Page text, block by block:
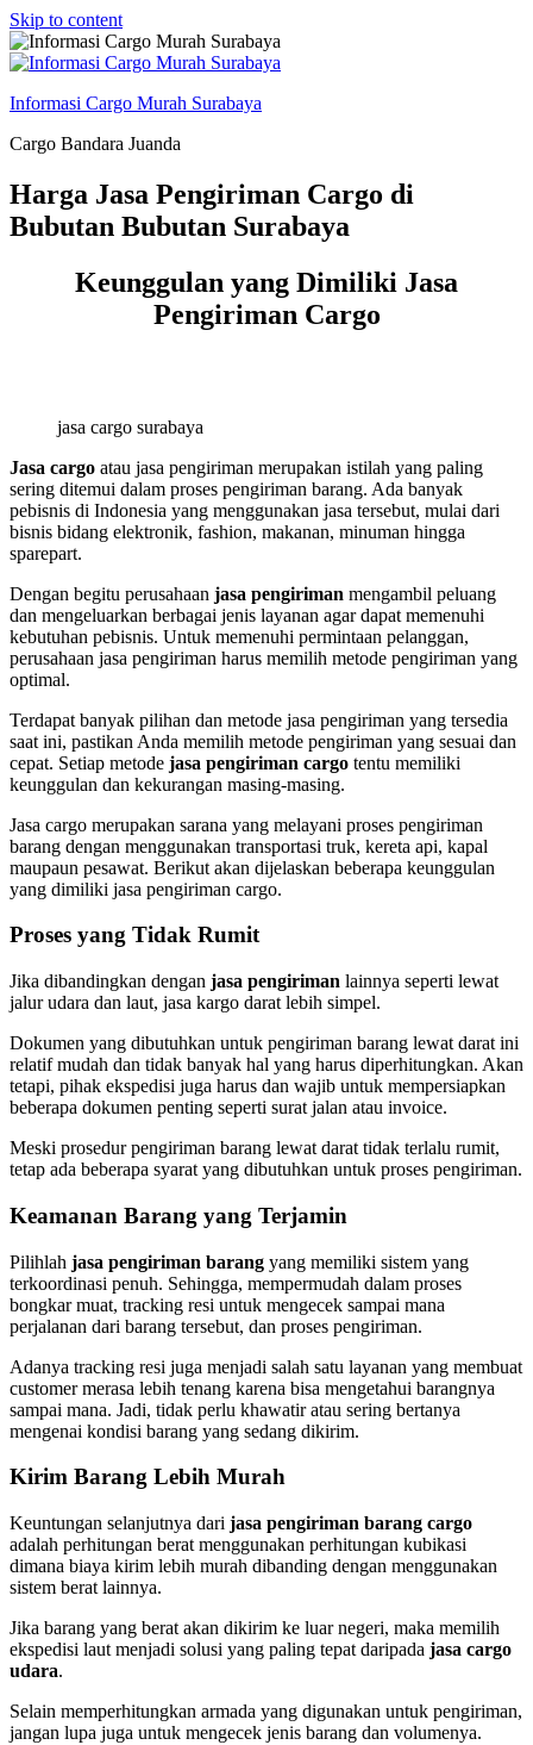
Skip to content
Informasi Cargo Murah Surabaya
Cargo Bandara Juanda
Harga Jasa Pengiriman Cargo di
Bubutan Bubutan Surabaya
Keunggulan yang Dimiliki Jasa
Pengiriman Cargo
jasa cargo surabaya
Jasa cargo atau jasa pengiriman merupakan istilah yang paling
sering ditemui dalam proses pengiriman barang. Ada banyak
pebisnis di Indonesia yang menggunakan jasa tersebut, mulai dari
bisnis bidang elektronik, fashion, makanan, minuman hingga
sparepart.
Dengan begitu perusahaan jasa pengiriman mengambil peluang
dan mengeluarkan berbagai jenis layanan agar dapat memenuhi
kebutuhan pebisnis. Untuk memenuhi permintaan pelanggan,
perusahaan jasa pengiriman harus memilih metode pengiriman yang
optimal.
Terdapat banyak pilihan dan metode jasa pengiriman yang tersedia
saat ini, pastikan Anda memilih metode pengiriman yang sesuai dan
cepat. Setiap metode jasa pengiriman cargo tentu memiliki
keunggulan dan kekurangan masing-masing.
Jasa cargo merupakan sarana yang melayani proses pengiriman
barang dengan menggunakan transportasi truk, kereta api, kapal
maupaun pesawat. Berikut akan dijelaskan beberapa keunggulan
yang dimiliki jasa pengiriman cargo.
Proses yang Tidak Rumit
Jika dibandingkan dengan jasa pengiriman lainnya seperti lewat
jalur udara dan laut, jasa kargo darat lebih simpel.
Dokumen yang dibutuhkan untuk pengiriman barang lewat darat ini
relatif mudah dan tidak banyak hal yang harus diperhitungkan. Akan
tetapi, pihak ekspedisi juga harus dan wajib untuk mempersiapkan
beberapa dokumen penting seperti surat jalan atau invoice.
Meski prosedur pengiriman barang lewat darat tidak terlalu rumit,
tetap ada beberapa syarat yang dibutuhkan untuk proses pengiriman.
Keamanan Barang yang Terjamin
Pilihlah jasa pengiriman barang yang memiliki sistem yang
terkoordinasi penuh. Sehingga, mempermudah dalam proses
bongkar muat, tracking resi untuk mengecek sampai mana
perjalanan dari barang tersebut, dan proses pengiriman.
Adanya tracking resi juga menjadi salah satu layanan yang membuat
customer merasa lebih tenang karena bisa mengetahui barangnya
sampai mana. Jadi, tidak perlu khawatir atau sering bertanya
mengenai kondisi barang yang sedang dikirim.
Kirim Barang Lebih Murah
Keuntungan selanjutnya dari jasa pengiriman barang cargo
adalah perhitungan berat menggunakan perhitungan kubikasi
dimana biaya kirim lebih murah dibanding dengan menggunakan
sistem berat lainnya.
Jika barang yang berat akan dikirim ke luar negeri, maka memilih
ekspedisi laut menjadi solusi yang paling tepat daripada jasa cargo
udara.
Selain memperhitungkan armada yang digunakan untuk pengiriman,
jangan lupa juga untuk mengecek jenis barang dan volumenya.